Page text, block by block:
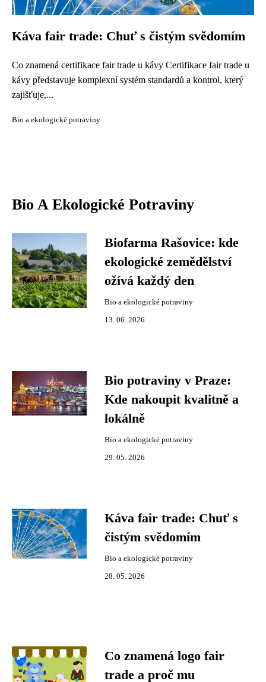
Káva fair trade: Chuť s čistým svědomím
Co znamená certifikace fair trade u kávy Certifikace fair trade u
kávy představuje komplexní systém standardů a kontrol, který
zajišťuje,...
Bio a ekologické potraviny
Bio A Ekologické Potraviny
Biofarma Rašovice: kde
ekologické zemědělství
ožívá každý den
Bio a ekologické potraviny
13. 06. 2026
Bio potraviny v Praze:
Kde nakoupit kvalitně a
lokálně
Bio a ekologické potraviny
29. 05. 2026
Káva fair trade: Chuť s
čistým svědomím
Bio a ekologické potraviny
28. 05. 2026
Co znamená logo fair
trade a proč mu